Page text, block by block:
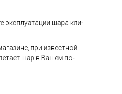
экс­плу­ата­ции ша­ра кли­
при из­вес­тной
шар в Ва­шем по­